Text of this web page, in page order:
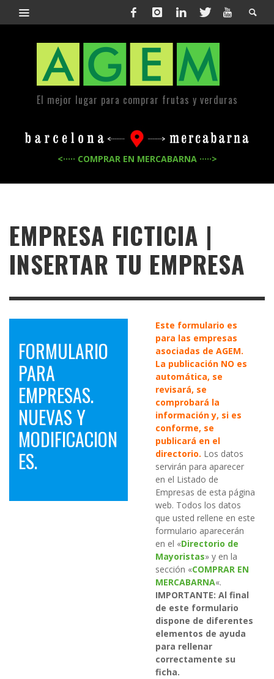
El mejor lugar para comprar frutas y verduras
<····· COMPRAR EN MERCABARNA ·····>
EMPRESA FICTICIA |
INSERTAR TU EMPRESA
FORMULARIO
PARA
EMPRESAS.
NUEVAS Y
MODIFICACION
ES.
Este formulario es
para las empresas
asociadas de AGEM.
La publicación NO es
automática, se
revisará, se
comprobará la
información y, si es
conforme, se
publicará en el
directorio. Los datos
servirán para aparecer
en el Listado de
Empresas de esta página
web. Todos los datos
que usted rellene en este
formulario aparecerán
en el «Directorio de
Mayoristas» y en la
sección «COMPRAR EN
MERCABARNA«.
IMPORTANTE: Al final
de este formulario
dispone de diferentes
elementos de ayuda
para rellenar
correctamente su
ficha.